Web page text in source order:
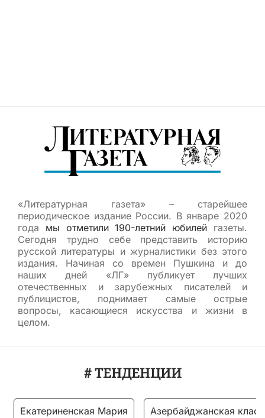
«Литературная газета» – старейшее
периодическое издание России. В январе 2020
года мы отметили 190-летний юбилей газеты.
Сегодня трудно себе представить историю
русской литературы и журналистики без этого
издания. Начиная со времен Пушкина и до
наших дней «ЛГ» публикует лучших
отечественных и зарубежных писателей и
публицистов, поднимает самые острые
вопросы, касающиеся искусства и жизни в
целом.
# ТЕНДЕНЦИИ
Екатериненская Мария Азербайджанская